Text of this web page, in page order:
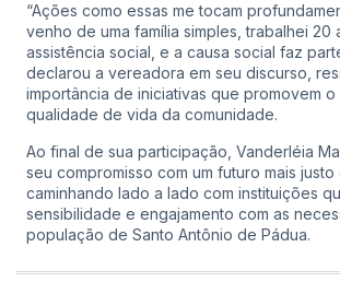
“Ações como essas me tocam
venho de uma família simples, trabalhei 20
assistência social, e a causa social faz
declarou a vereadora em seu discurso,
importância de iniciativas que promovem
qualidade de vida da comunidade.
Ao final de sua participação, Vanderléia
seu compromisso com um futuro mais justo
caminhando lado a lado com instituições
sensibilidade e engajamento com as
população de Santo Antônio de Pádua.